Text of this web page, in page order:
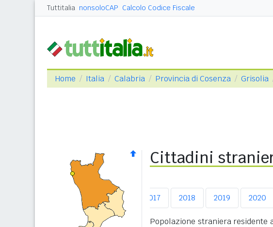
Tuttitalia nonsoloCAP Calcolo Codice Fiscale
Home Italia Calabria Provincia di Cosenza Grisolia
Cittadini
2015 2016 2017 2018 2019 2020
Popolazione straniera residente